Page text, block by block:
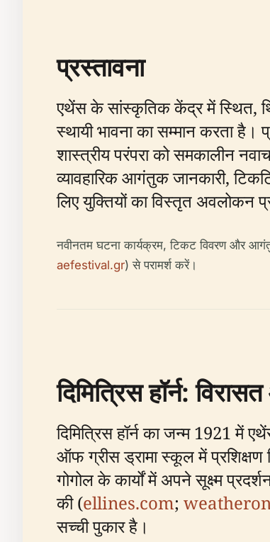
प्रस्तावना
एथेंस के सांस्कृतिक केंद्र में स्थित,
स्थायी भावना का सम्मान करता
शास्त्रीय परंपरा को समकालीन
व्यावहारिक आगंतुक जानकारी,
लिए युक्तियों का विस्तृत अवलोकन
नवीनतम घटना कार्यक्रम, टिकट विवरण और
aefestival.gr) से परामर्श करें।
दिमित्रिस हॉर्न:
दिमित्रिस हॉर्न का जन्म 1921
ऑफ ग्रीस ड्रामा स्कूल में
गोगोल के कार्यों में अपने सूक्ष्म
की (ellines.com;
सच्ची पुकार है।